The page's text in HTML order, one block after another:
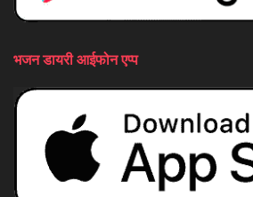
भजन डायरी आईफोन एप्प